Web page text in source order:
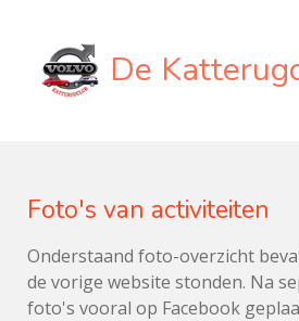
direct
naar
De
Foto's van activiteiten
Onderstaand foto-overzicht
de vorige website stonden. Na
foto's vooral op Facebook